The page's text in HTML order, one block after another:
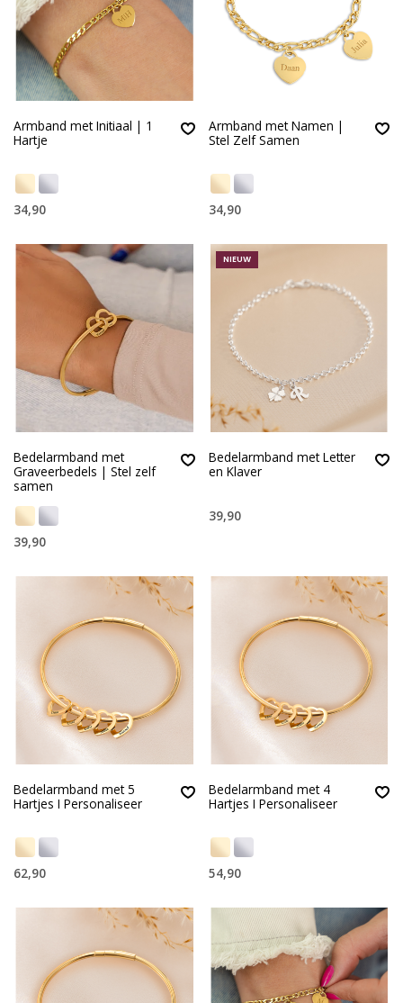
Armband met Initiaal | 1
Hartje
34,90
Armband met Namen |
Stel Zelf Samen
34,90
Bedelarmband met
Graveerbedels | Stel zelf
samen
39,90
NIEUW
Bedelarmband met Letter
en Klaver
39,90
Bedelarmband met 5
Hartjes I Personaliseer
62,90
Bedelarmband met 4
Hartjes I Personaliseer
54,90